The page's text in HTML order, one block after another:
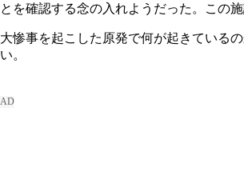
とを確認する念の入れようだった。この
大惨事を起こした原発で何が起きている
い。